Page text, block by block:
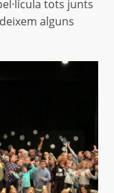
tots junts
alguns